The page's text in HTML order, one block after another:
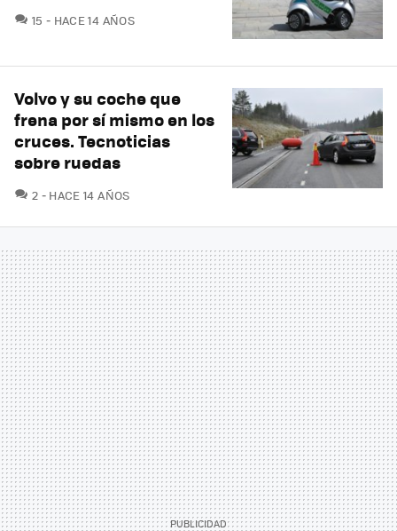
15 COMENTARIOS
HACE 14 AÑOS
Volvo y su coche que
frena por sí mismo en los
cruces. Tecnoticias
sobre ruedas
2 COMENTARIOS
HACE 14 AÑOS